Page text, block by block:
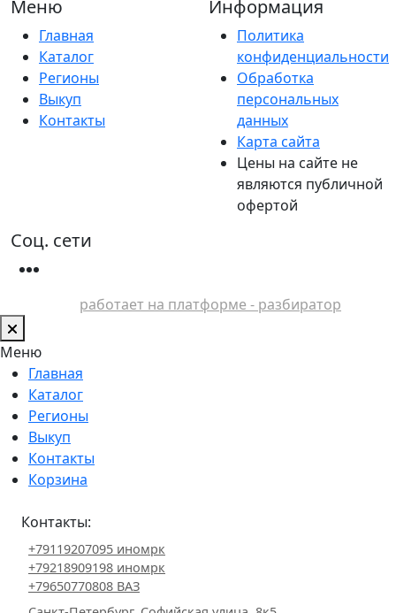
Меню
Главная
Каталог
Регионы
Выкуп
Контакты
Информация
Политика
конфиденциальности
Обработка
персональных
данных
Карта сайта
Цены на сайте не
являются публичной
офертой
Соц. сети
работает на платформе - разбиратор
Меню
Главная
Каталог
Регионы
Выкуп
Контакты
Корзина
Контакты:
+79119207095 иномрк
+79218909198 иномрк
+79650770808 ВАЗ